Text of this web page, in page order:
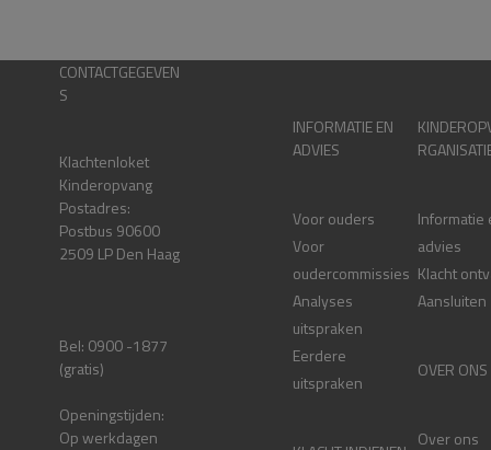
CONTACTGEGEVEN
S
Klachtenloket
Kinderopvang
Postadres:
Postbus 90600
2509 LP Den Haag
Bel: 0900 -1877
(gratis)
Openingstijden:
Op werkdagen
INFORMATIE EN
ADVIES
Voor ouders
Voor
oudercommissies
Analyses
uitspraken
Eerdere
uitspraken
Informatie
advies
Klacht
Aansluiten
OVER ONS
Over ons